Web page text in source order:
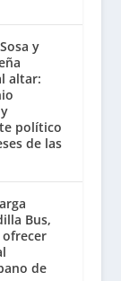
y
altar:
político
de las
Bus,
ofrecer
de